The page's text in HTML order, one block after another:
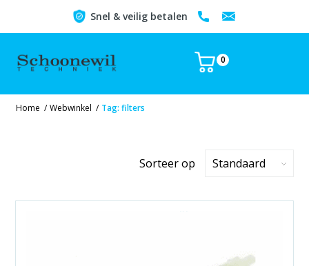
Snel & veilig betalen
0
Home / Webwinkel / Tag: filters
Sorteer op Standaard